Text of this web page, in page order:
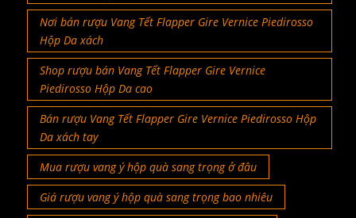
Nơi bán rượu Vang Tết Flapper Gire Vernice Piedirosso
Hộp Da xách
Shop rượu bán Vang Tết Flapper Gire Vernice
Piedirosso Hộp Da cao
Bán rượu Vang Tết Flapper Gire Vernice Piedirosso Hộp
Da xách tay
Mua rượu vang ý hộp quà sang trọng ở đâu
Giá rượu vang ý hộp quà sang trọng bao nhiêu